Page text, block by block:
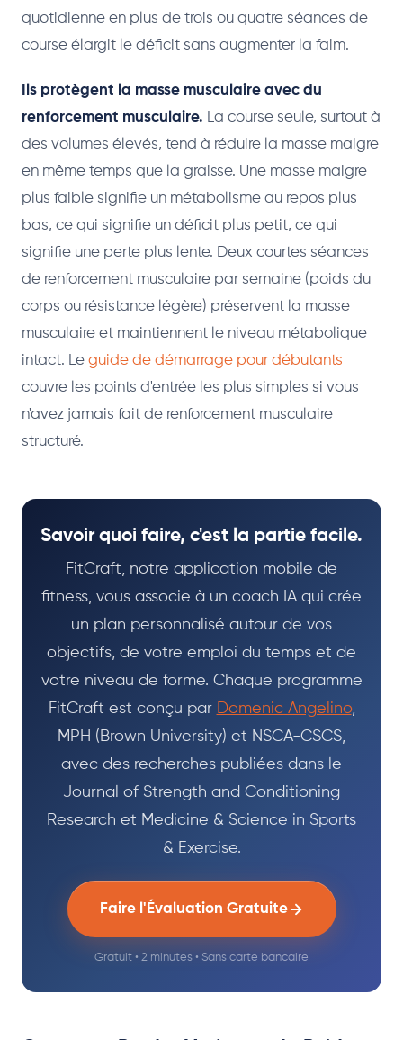
quotidienne en plus de trois ou quatre séances de
course élargit le déficit sans augmenter la faim.
Ils protègent la masse musculaire avec du
renforcement musculaire. La course seule, surtout à
des volumes élevés, tend à réduire la masse maigre
en même temps que la graisse. Une masse maigre
plus faible signifie un métabolisme au repos plus
bas, ce qui signifie un déficit plus petit, ce qui
signifie une perte plus lente. Deux courtes séances
de renforcement musculaire par semaine (poids du
corps ou résistance légère) préservent la masse
musculaire et maintiennent le niveau métabolique
intact. Le guide de démarrage pour débutants
couvre les points d'entrée les plus simples si vous
n'avez jamais fait de renforcement musculaire
structuré.
Savoir quoi faire, c'est la partie facile.
FitCraft, notre application mobile de
fitness, vous associe à un coach IA qui crée
un plan personnalisé autour de vos
objectifs, de votre emploi du temps et de
votre niveau de forme. Chaque programme
FitCraft est conçu par Domenic Angelino,
MPH (Brown University) et NSCA-CSCS,
avec des recherches publiées dans le
Journal of Strength and Conditioning
Research et Medicine & Science in Sports
& Exercise.
Faire l'Évaluation Gratuite
Gratuit • 2 minutes • Sans carte bancaire